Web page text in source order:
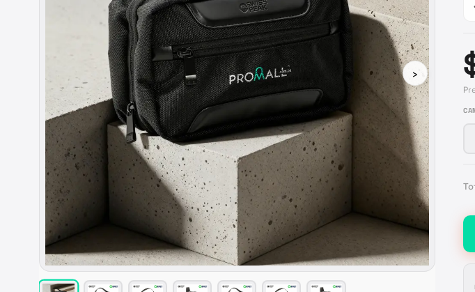
›